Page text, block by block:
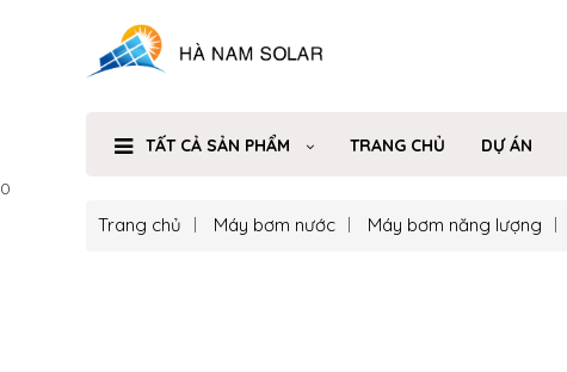
TẤT CẢ SẢN PHẨM TRANG CHỦ DỰ ÁN
0
Trang chủ Máy bơm nước Máy bơm năng lượng